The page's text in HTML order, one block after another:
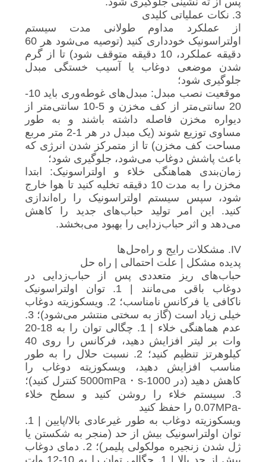
3. نکات عملیاتی کلیدی
از عملکرد مداوم طولانی مدت سیستم
اولتراسونیک خودداری کنید (توصیه می‌شود هر 60
دقیقه عملکرد، 10 دقیقه متوقف شود) تا از گرم
شدن موضعی دوغاب یا آسیب خستگی مبدل
جلوگیری شود؛
موقعیت نصب مبدل: مبدل‌های غوطه‌وری باید 10-
20 سانتی‌متر از کف مخزن و 5-10 سانتی‌متر از
دیواره مخزن فاصله داشته باشند و به طور
مساوی توزیع شوند (یک مبدل در هر 1-2 متر مربع
مساحت کف مخزن) تا از متمرکز شدن انرژی که
باعث پاشش دوغاب می‌شود، جلوگیری شود؛
زمان‌بندی هماهنگی خلاء و اولتراسونیک: ابتدا
مخزن را به مدت 10 دقیقه تخلیه کنید تا هوا خارج
شود، سپس سیستم اولتراسونیک را راه‌اندازی
کنید. این امر تولید حباب‌های جدید را کاهش
می‌دهد و اثر حباب‌زدایی را بهبود می‌بخشد.
IV. مشکلات رایج و راه‌حل‌ها
پدیده مشکل | علت احتمالی | راه حل
حباب‌های ریز متعددی پس از حباب‌زدایی در
دوغاب باقی می‌مانند | 1. توان اولتراسونیک
ناکافی یا فرکانس نامناسب؛ 2. ویسکوزیته دوغاب
خیلی زیاد است (گاز به سختی منتشر می‌شود)؛ 3.
عدم هماهنگی خلاء | 1. چگالی توان را به 18-20
وات بر لیتر افزایش دهید، فرکانس را روی 40
کیلوهرتز تنظیم کنید؛ 2. نسبت حلال را به طور
مناسب افزایش دهید، ویسکوزیته دوغاب را
کاهش دهید (در 1000-5000mPa・s کنترل کنید)؛
3. سیستم خلاء را روشن کنید و سطح خلاء
-0.07MPa را حفظ کنید
ویسکوزیته دوغاب به طور غیرعادی بالا/پایین | 1.
توان اولتراسونیک بیش از حد (منجر به شکستن یا
ژل شدن زنجیره مولکولی پلیمر)؛ 2. دمای دوغاب
بیش از حد بالا | 1. چگالی توان را به 10-12 وات